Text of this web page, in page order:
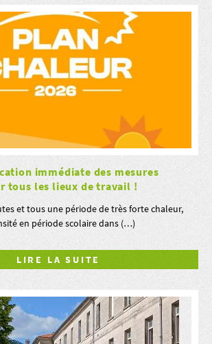
immédiate des mesures
tous les lieux de travail !
et tous une période de très forte chaleur,
en période scolaire dans (…)
LIRE LA SUITE